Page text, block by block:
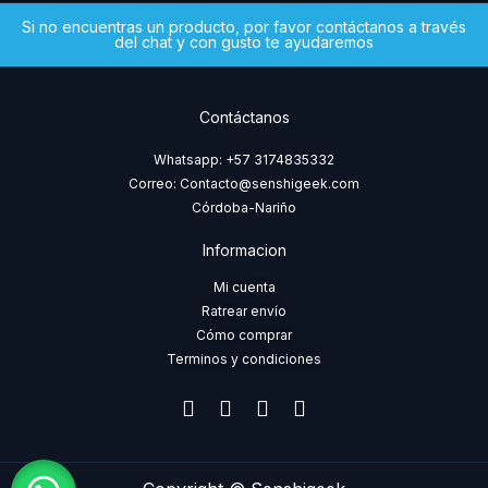
Si no encuentras un producto, por favor contáctanos a través
del chat y con gusto te ayudaremos
Contáctanos
Whatsapp: +57 3174835332
Correo: Contacto@senshigeek.com
Córdoba-Nariño
Informacion
Mi cuenta
Ratrear envío
Cómo comprar
Terminos y condiciones
F
a
e
I
n
t
T
i
t
W
h
t